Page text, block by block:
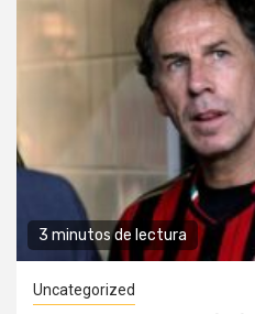
3 minutos de lectura
Uncategorized